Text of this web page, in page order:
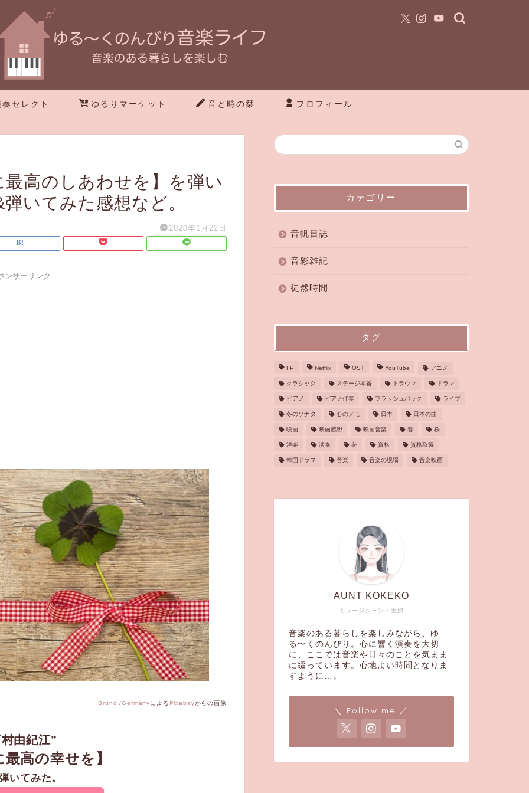
奏セレクト ゆるりマーケット 音と時の栞 プロフィール
最高のしあわせを】を弾い
いてみた感想など。
2020年1月22日
ンサーリンク
Bruno /Germanyによる Pixabayからの画像
由紀江”
高の幸せを】
いてみた。
カテゴリー
音帆日誌
音彩雑記
徒然時間
タグ
FP Netflix OST YouTube アニメ
クラシック ステージ本番 トラウマ ドラマ
ピアノ ピアノ伴奏 フラッシュバック ライブ
冬のソナタ 心のメモ 日本 日本の曲
映画 映画感想 映画音楽 春 桜
洋楽 演奏 花 資格 資格取得
韓国ドラマ 音楽 音楽の現場 音楽映画
ミュージシャン・主婦
AUNT KOKEKO
音楽のある暮らしを楽しみながら、ゆ
る〜くのんびり。心に響く演奏を大切
に、ここでは音楽や日々のことを気まま
に綴っています。心地よい時間となりま
すように…。
＼ Follow me ／